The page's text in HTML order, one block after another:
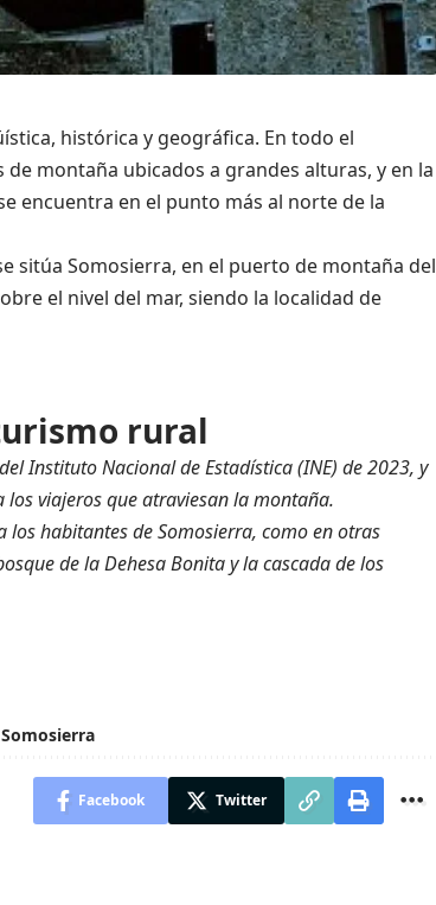
histórica y geográfica. En todo el
montaña ubicados a grandes alturas, y en la
encuentra en el punto más al norte de la
sitúa Somosierra, en el puerto de montaña del
el nivel del mar, siendo la localidad de
rural
Instituto Nacional de Estadística (INE) de 2023, y
los viajeros que atraviesan la montaña.
habitantes de Somosierra, como en otras
de la Dehesa Bonita y la cascada de los
Somosierra
Facebook Twitter